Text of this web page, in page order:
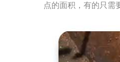
点的面积，有的只需